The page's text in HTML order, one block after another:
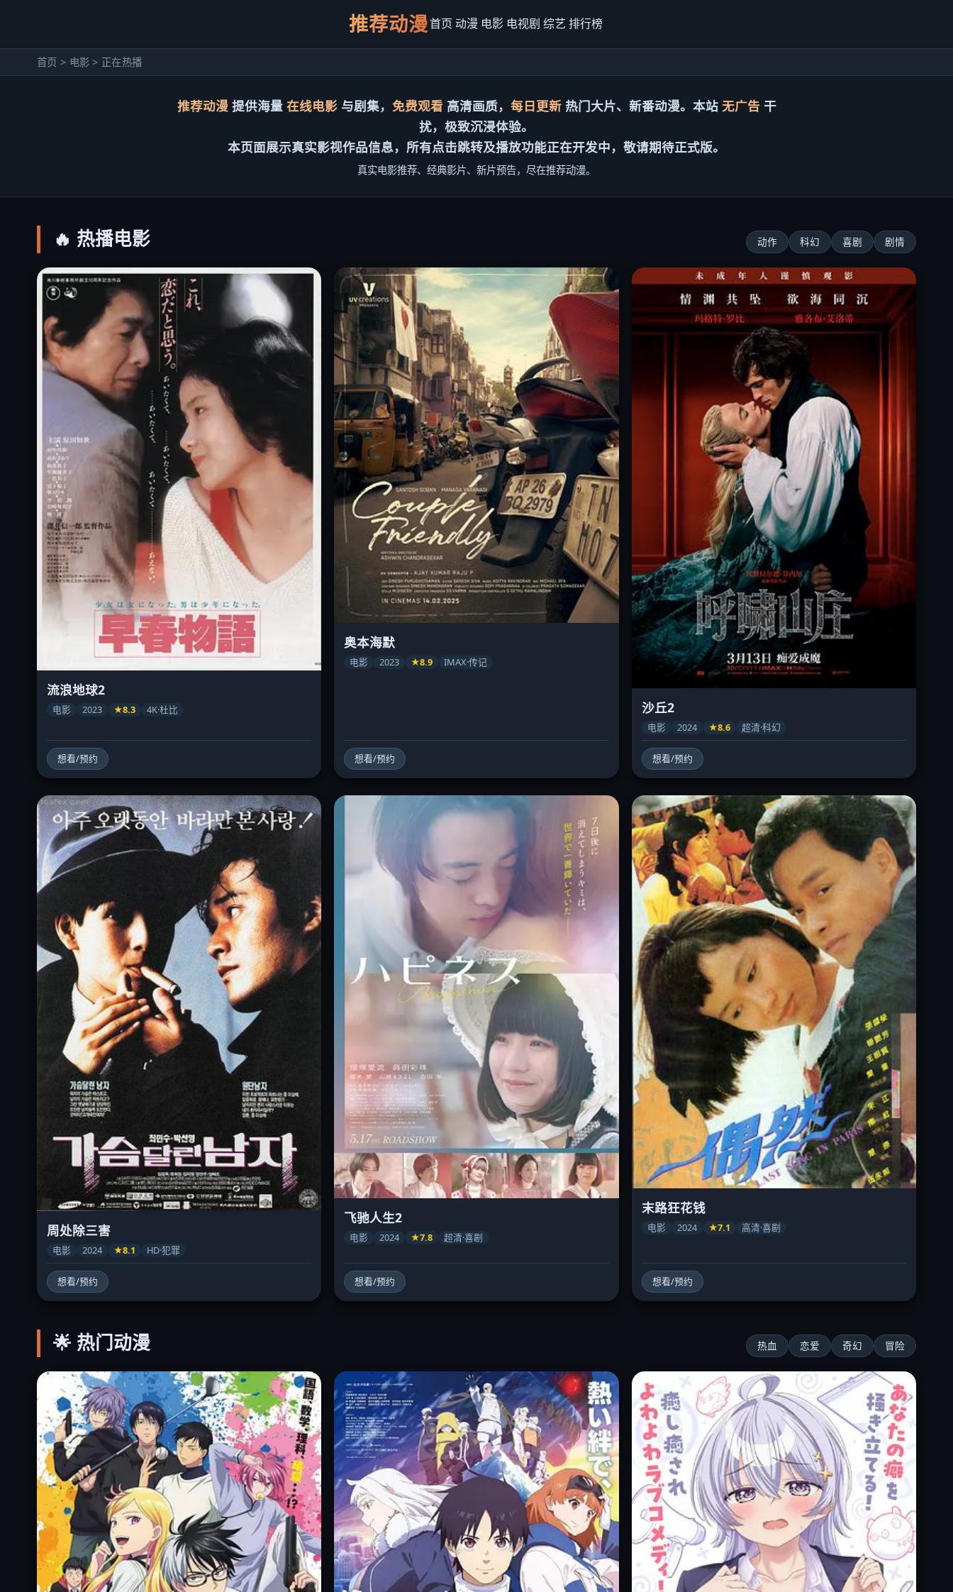
推荐动漫首页 动漫 电影 电视剧 综艺 排行榜
首页 > 电影 > 正在热播
推荐动漫 提供海量 在线电影与剧集， 免费观看高清画质， 每日更新热门大片、新番动漫。本站 无广告干
扰，极致沉浸体验。
本页面展示真实影视作品信息，所有点击跳转及播放功能正在开发中，敬请期待正式版。
真实电影推荐、经典影片、新片预告，尽在推荐动漫。
🔥 热播电影 动作 科幻 喜剧 剧情
流浪地球2
电影 2023 ★8.3 4K·杜比
想看/预约
奥本海默
电影 2023 ★8.9 IMAX·传记
想看/预约
沙丘2
电影 2024 ★8.6 超清·科幻
想看/预约
周处除三害
电影 2024 ★8.1 HD·犯罪
想看/预约
飞驰人生2
电影 2024 ★7.8 超清·喜剧
想看/预约
末路狂花钱
电影 2024 ★7.1 高清·喜剧
想看/预约
🌟 热门动漫 热血 恋爱 奇幻 冒险